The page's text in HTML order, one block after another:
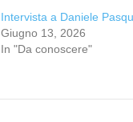
Intervista a Daniele
Giugno 13, 2026
In "Da conoscere"